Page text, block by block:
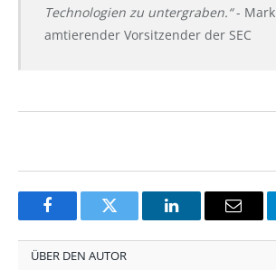
Technologien zu untergraben.“- Mark
amtierender Vorsitzender der SEC
FacebookTwitter LinkedInEmail
ÜBER DEN AUTOR